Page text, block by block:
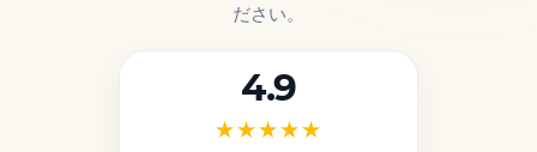
ださい。
4.9
★★★★★